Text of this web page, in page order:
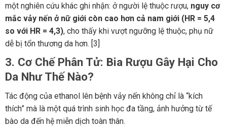
một nghiên cứu khác ghi nhận: ở người lệ thuộc rượu, nguy cơ
mắc vảy nến ở nữ giới còn cao hơn cả nam giới (HR = 5,4
so với HR = 4,3), cho thấy khi vượt ngưỡng lệ thuộc, phụ nữ
dễ bị tổn thương da hơn. [3]
3. Cơ Chế Phân Tử: Bia Rượu Gây Hại Cho
Da Như Thế Nào?
Tác động của ethanol lên bệnh vảy nến không chỉ là “kích
thích” mà là một quá trình sinh học đa tầng, ảnh hưởng từ tế
bào da đến hệ miễn dịch toàn thân.